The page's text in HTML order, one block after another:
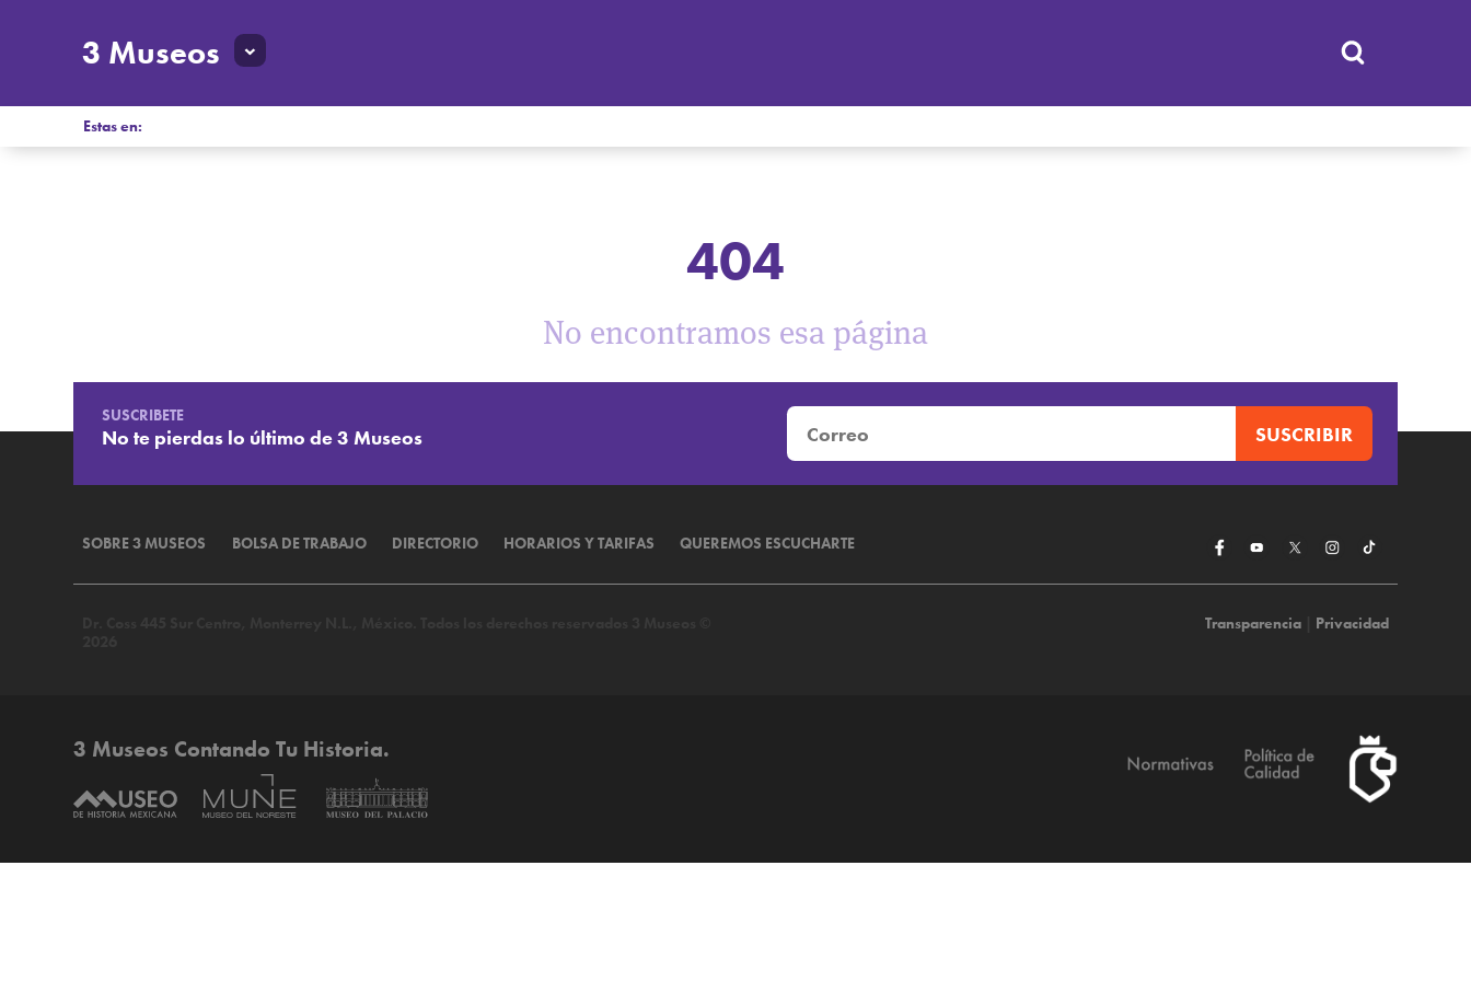
3 Museos
Estas en:
404
No encontramos esa página
SUSCRIBETE
No te pierdas lo último de 3 Museos
SOBRE 3 MUSEOS BOLSA DE TRABAJO DIRECTORIO HORARIOS Y TARIFAS QUEREMOS ESCUCHARTE
Transparencia| Privacidad
3 Museos Contando Tu Historia.